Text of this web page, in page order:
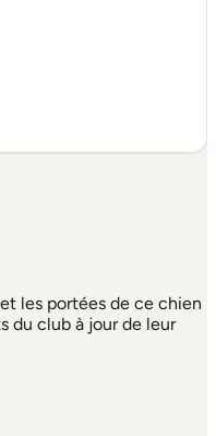
les portées de ce chien
du club à jour de leur